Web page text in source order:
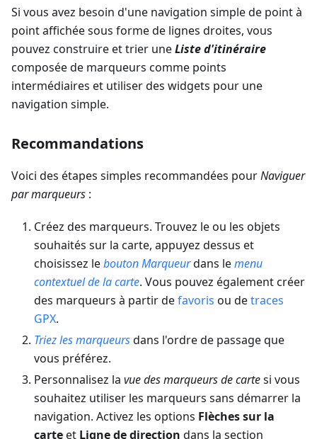
Si vous avez besoin d'une navigation simple de point à
point affichée sous forme de lignes droites, vous
pouvez construire et trier uneListe d'itinéraire
composée de marqueurs comme points
intermédiaires et utiliser des widgets pour une
navigation simple.
Recommandations
Voici des étapes simples recommandées pourNaviguer
par marqueurs :
Créez des marqueurs. Trouvez le ou les objets
souhaités sur la carte, appuyez dessus et
choisissez lebouton Marqueurdans lemenu
contextuel de la carte. Vous pouvez également créer
des marqueurs à partir defavoris ou detraces
GPX.
Triez les marqueursdans l'ordre de passage que
vous préférez.
Personnalisez la vue des marqueurs de cartesi vous
souhaitez utiliser les marqueurs sans démarrer la
navigation. Activez les options Flèches sur la
carteet Ligne de direction dans la section